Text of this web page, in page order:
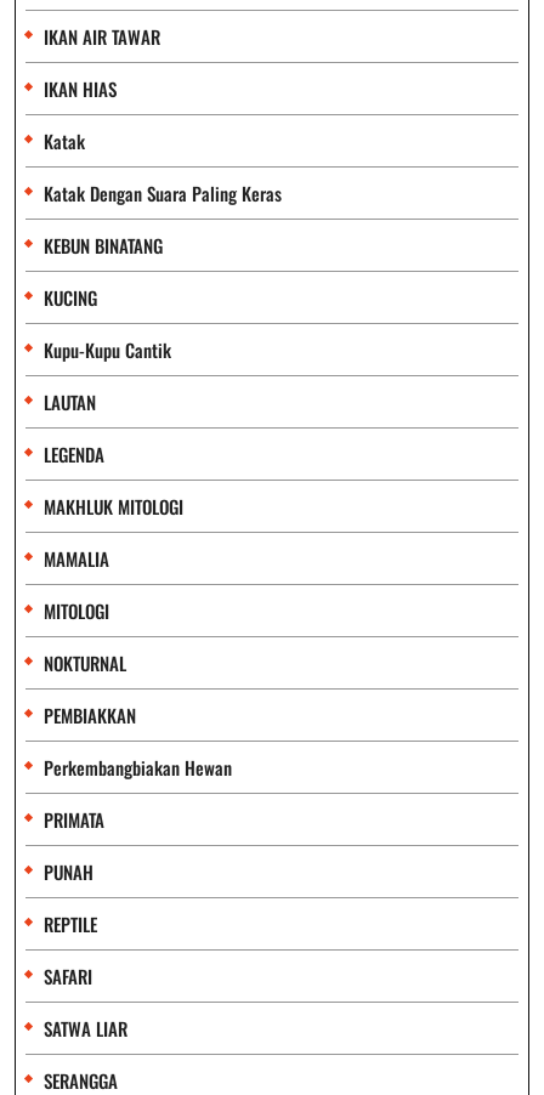
IKAN AIR TAWAR
IKAN HIAS
Katak
Katak Dengan Suara Paling Keras
KEBUN BINATANG
KUCING
Kupu-Kupu Cantik
LAUTAN
LEGENDA
MAKHLUK MITOLOGI
MAMALIA
MITOLOGI
NOKTURNAL
PEMBIAKKAN
Perkembangbiakan Hewan
PRIMATA
PUNAH
REPTILE
SAFARI
SATWA LIAR
SERANGGA